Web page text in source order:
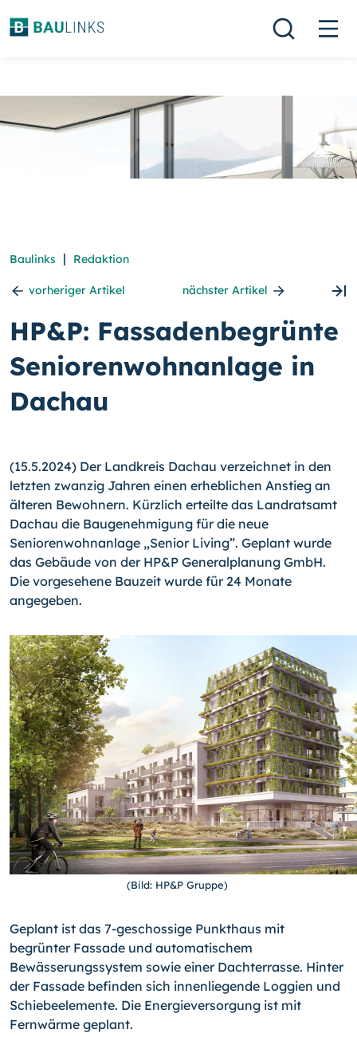
Baulinks | Redaktion
vorheriger Artikel nächster Artikel
HP&P: Fassadenbegrünte
Seniorenwohnanlage in
Dachau
(15.5.2024) Der Landkreis Dachau verzeichnet in den
letzten zwanzig Jahren einen erheblichen Anstieg an
älteren Bewohnern. Kürzlich erteilte das Landratsamt
Dachau die Baugenehmigung für die neue
Seniorenwohnanlage „Senior Living”. Geplant wurde
das Gebäude von der HP&P Generalplanung GmbH.
Die vorgesehene Bauzeit wurde für 24 Monate
angegeben.
(Bild: HP&P Gruppe)
Geplant ist das 7-geschossige Punkthaus mit
begrünter Fassade und automatischem
Bewässerungssystem sowie einer Dachterrasse. Hinter
der Fassade befinden sich innenliegende Loggien und
Schiebeelemente. Die Energieversorgung ist mit
Fernwärme geplant.